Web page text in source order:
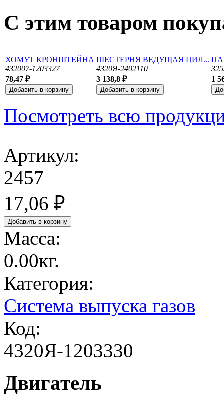
С этим товаром
ХОМУТ КРОНШТЕЙНА
432007-1203327
78,47 ₽
ШЕСТЕРНЯ ВЕДУЩАЯ ЦИЛ...
4320Я-2402110
3 138,8 ₽
1
Посмотреть всю
Артикул:
2457
17,06 ₽
Масса:
0.00кг.
Категория:
Система выпуска газов
Код:
4320Я-1203330
Двигатель